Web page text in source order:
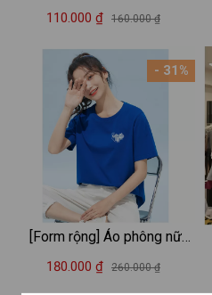
người hình cầu vồng và hai
Serendipity" - Loza GĐ3597
110.000 ₫ 160.000 ₫
- 31%
[Form rộng] Áo phông nữ
hình tim nhỏ dáng rộng -Áo
180.000 ₫ 260.000 ₫